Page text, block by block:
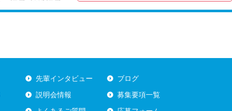
先輩インタビュー
説明会情報
ブログ
募集要項一覧